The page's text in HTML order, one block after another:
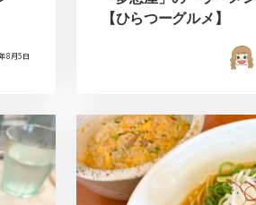
8月5日
【ひらつーグルメ】